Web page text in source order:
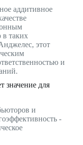
аддитивное
таких
этот
и
значение для
и
-